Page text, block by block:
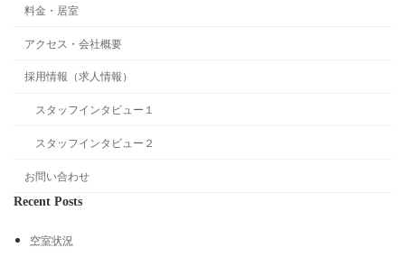
料金・居室
アクセス・会社概要
採用情報（求人情報）
スタッフインタビュー１
スタッフインタビュー２
お問い合わせ
Recent Posts
空室状況